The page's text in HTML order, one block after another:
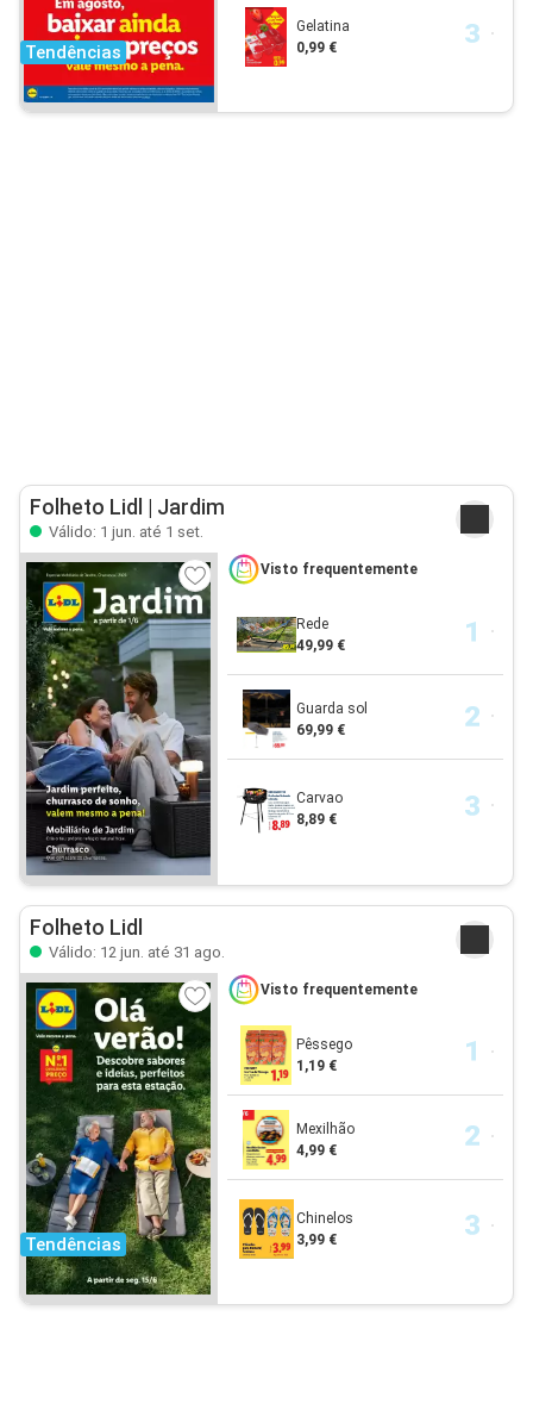
Tendências
Gelatina
0,99 €
Folheto Lidl | Jardim
Válido: 1 jun. até 1 set.
Visto frequentemente
Rede
49,99 €
Guarda sol
69,99 €
Carvao
8,89 €
Folheto Lidl
Válido: 12 jun. até 31 ago.
Tendências
Visto frequentemente
Pêssego
1,19 €
Mexilhão
4,99 €
Chinelos
3,99 €